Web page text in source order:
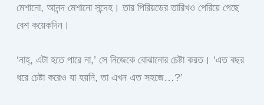
মেশানো, আনন্দ মেশানো সন্দেহ। তার পিরিয়ডের তারিখও পেরিয়ে গেছে
বেশ কয়েকদিন।
‘নাহ্, এটা হতে পারে না,’ সে নিজেকে বোঝানোর চেষ্টা করত। ‘এত বছর
ধরে চেষ্টা করেও যা হয়নি, তা এখন এত সহজে…?’